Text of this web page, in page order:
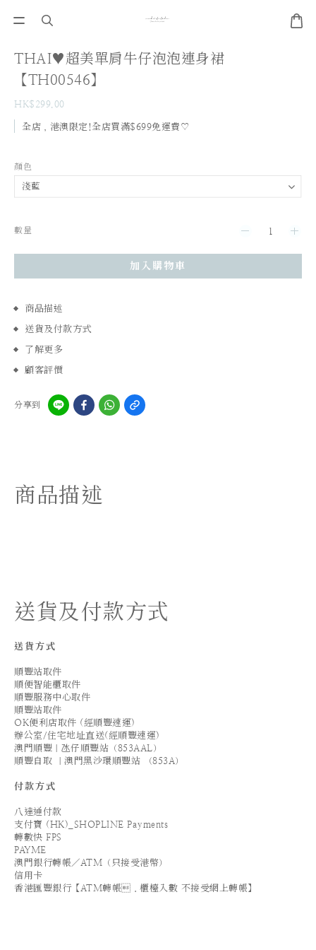
THAI♥超美單肩牛仔泡泡連身裙
【TH00546】
HK$299.00
全店，港澳限定!全店買滿$699免運費♡
顏色
數量
加入購物車
商品描述
送貨及付款方式
了解更多
顧客評價
分享到
商品描述
送貨及付款方式
送貨方式
順豐站取件
順便智能櫃取件
順豐服務中心取件
順豐站取件
OK便利店取件 (經順豐速運)
辦公室/住宅地址直送(經順豐速運)
澳門順豐｜氹仔順豐站（853AAL）
順豐自取 ｜澳門黑沙環順豐站 （853A）
付款方式
八達通付款
支付寶 (HK)_SHOPLINE Payments
轉數快 FPS
PAYME
澳門銀行轉帳／ATM（只接受港幣）
信用卡
香港匯豐銀行【ATM轉帳．櫃檯入數 不接受網上轉帳】